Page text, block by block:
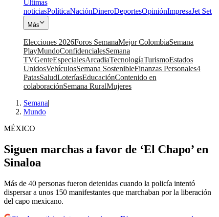
Últimas
noticiasPolíticaNaciónDineroDeportesOpiniónImpresaJet Set
Más
Elecciones 2026Foros SemanaMejor ColombiaSemana
PlayMundoConfidencialesSemana
TVGenteEspecialesArcadiaTecnologíaTurismoEstados
UnidosVehículosSemana SostenibleFinanzas Personales4
PatasSaludLoteríasEducaciónContenido en
colaboraciónSemana RuralMujeres
Semana|
Mundo
MÉXICO
Siguen marchas a favor de ‘El Chapo’ en
Sinaloa
Más de 40 personas fueron detenidas cuando la policía intentó
dispersar a unos 150 manifestantes que marchaban por la liberación
del capo mexicano.